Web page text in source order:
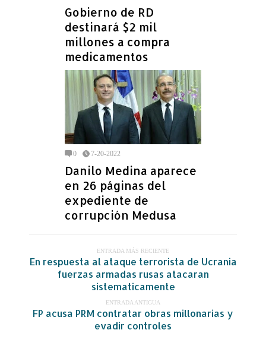
Gobierno de RD
destinará $2 mil
millones a compra
medicamentos
0 7-20-2022
Danilo Medina aparece
en 26 páginas del
expediente de
corrupción Medusa
ENTRADA MÁS RECIENTE
En respuesta al ataque terrorista de Ucrania
fuerzas armadas rusas atacaran
sistematicamente
ENTRADA ANTIGUA
FP acusa PRM contratar obras millonarias y
evadir controles